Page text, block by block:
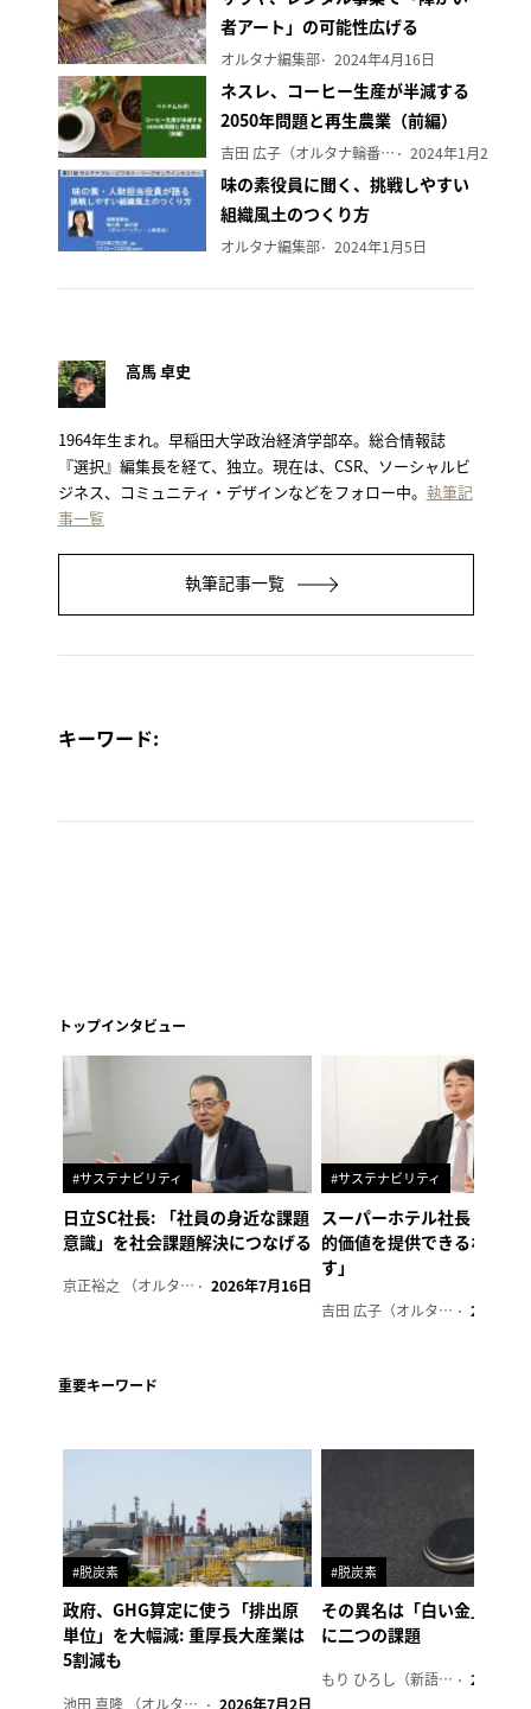
者アート」の可能性広げる
オルタナ編集部 2024年4月16日
ネスレ、コーヒー生産が半減する
2050年問題と再生農業（前編）
吉田 広子（オルタナ輪番編集長） 2024年1月29日
味の素役員に聞く、挑戦しやすい
組織風土のつくり方
オルタナ編集部 2024年1月5日
高馬 卓史
1964年生まれ。早稲田大学政治経済学部卒。総合情報誌
『選択』編集長を経て、独立。現在は、CSR、ソーシャルビ
ジネス、コミュニティ・デザインなどをフォロー中。 執筆記
事一覧
執筆記事一覧
キーワード:
トップインタビュー
#サステナビリティ
日立SC社長: 「社員の身近な課題
意識」を社会課題解決につなげる
京正裕之 （オルタナ副編集長） 2026年7月16日
#サステナビリティ
スーパーホテル社長「地域
的価値を提供できるホテル
す」
吉田 広子（オルタナ輪番編集長） 2026年6
重要キーワード
#脱炭素
政府、GHG算定に使う「排出原
単位」を大幅減: 重厚長大産業は
5割減も
池田 真隆 （オルタナ輪番編集長） 2026年7月2日
#脱炭素
その異名は「白い金」、リ
に二つの課題
もり ひろし（新語ウォッチャー） 2023年7